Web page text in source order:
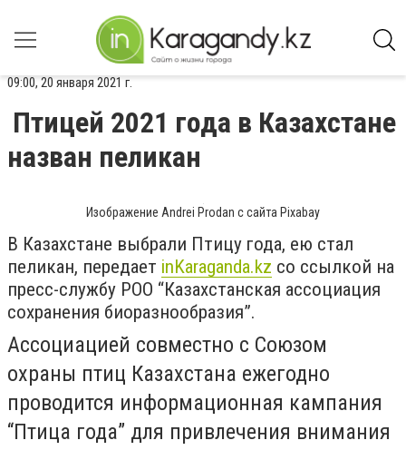
09:00, 20 января 2021 г.
Птицей 2021 года в Казахстане
назван пеликан
Изображение Andrei Prodan с сайта Pixabay
В Казахстане выбрали Птицу года, ею стал
пеликан, передает inKaraganda.kz со ссылкой на
пресс-службу РОО “Казахстанская ассоциация
сохранения биоразнообразия”.
Ассоциацией совместно с Союзом
охраны птиц Казахстана ежегодно
проводится информационная кампания
“Птица года” для привлечения внимания